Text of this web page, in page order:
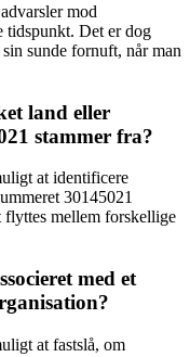
mod
tidspunkt. Det er dog
sunde fornuft, når man
land eller
stammer fra?
at identificere
30145021
mellem forskellige
med et
at fastslå, om